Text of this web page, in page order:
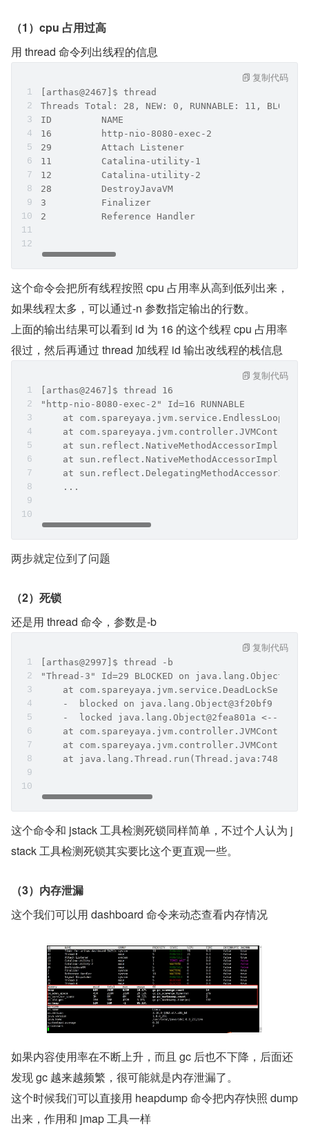
（1）cpu 占用过高
用 thread 命令列出线程的信息
[arthas@2467]$ thread
Threads Total: 28, NEW: 0,
ID         NAME                              GROUP
16         http-nio-8080-exec-2
29         Attach Listener
11         Catalina-utility-1
12         Catalina-utility-2
28         DestroyJavaVM
3          Finalizer
2          Reference Handler
复制代码
这个命令会把所有线程按照 cpu 占用率从高到低列出来，
如果线程太多，可以通过-n 参数指定输出的行数。
上面的输出结果可以看到 id 为 16 的这个线程 cpu 占用率
很过，然后再通过 thread 加线程 id 输出改线程的栈信息
[arthas@2467]$ thread 16
"http-nio-8080-exec-2" Id=16 RUNNABLE
at
at
at
at
at
    ...
复制代码
两步就定位到了问题
（2）死锁
还是用 thread 命令，参数是-b
[arthas@2997]$ thread -b
"Thread-3" Id=29 BLOCKED on
at
    -  blocked on java.lang.Object@3f20bf9
-  locked java.lang.Object@2fea801a <----
at
at
    at java.lang.Thread.run(Thread.java:748)
复制代码
这个命令和 jstack 工具检测死锁同样简单，不过个人认为 j
stack 工具检测死锁其实要比这个更直观一些。
（3）内存泄漏
这个我们可以用 dashboard 命令来动态查看内存情况
如果内容使用率在不断上升，而且 gc 后也不下降，后面还
发现 gc 越来越频繁，很可能就是内存泄漏了。
这个时候我们可以直接用 heapdump 命令把内存快照 dump
出来，作用和 jmap 工具一样